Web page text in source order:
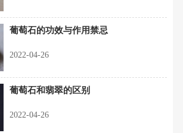
葡萄石的功效与作用禁忌
2022-04-26
葡萄石和翡翠的区别
2022-04-26